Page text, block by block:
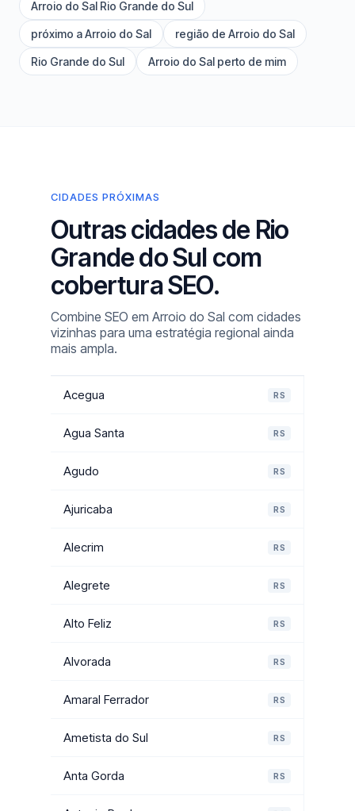
Arroio do Sal Rio Grande do Sul
próximo a Arroio do Sal região de Arroio do Sal
Rio Grande do Sul Arroio do Sal perto de mim
CIDADES PRÓXIMAS
Outras cidades de Rio
Grande do Sul com
cobertura SEO.
Combine SEO em Arroio do Sal com cidades
vizinhas para uma estratégia regional ainda
mais ampla.
Acegua RS
Agua Santa RS
Agudo RS
Ajuricaba RS
Alecrim RS
Alegrete RS
Alto Feliz RS
Alvorada RS
Amaral Ferrador RS
Ametista do Sul RS
Anta Gorda RS